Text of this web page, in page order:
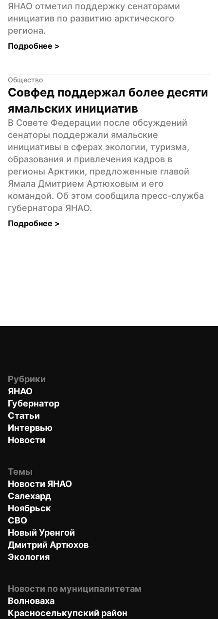
ЯНАО отметил поддержку сенаторами
инициатив по развитию арктического
региона.
Подробнее >
Общество
Совфед поддержал более десяти
ямальских инициатив
В Совете Федерации после обсуждений
сенаторы поддержали ямальские
инициативы в сферах экологии, туризма,
образования и привлечения кадров в
регионы Арктики, предложенные главой
Ямала Дмитрием Артюховым и его
командой. Об этом сообщила пресс-служба
губернатора ЯНАО.
Подробнее >
Рубрики
ЯНАО
Губернатор
Статьи
Интервью
Новости
Темы
Новости ЯНАО
Салехард
Ноябрьск
СВО
Новый Уренгой
Дмитрий Артюхов
Экология
Новости по муниципалитетам
Волноваха
Красноселькупский район